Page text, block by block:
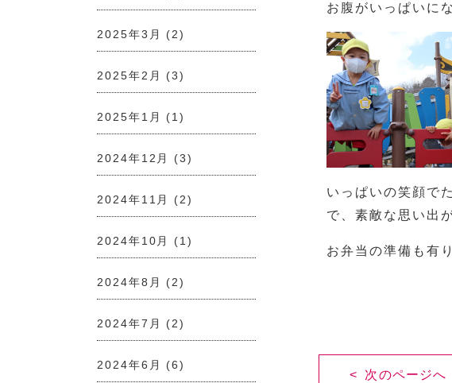
2025年3月 (2)
2025年2月 (3)
2025年1月 (1)
2024年12月 (3)
2024年11月 (2)
2024年10月 (1)
2024年8月 (2)
2024年7月 (2)
2024年6月 (6)
お腹がいっぱいに
いっぱいの笑顔で
で、素敵な思い出
お弁当の準備も有
< 次のページへ